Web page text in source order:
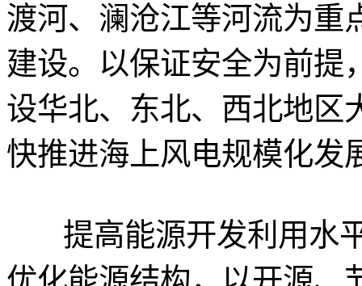
渡河、澜沧江等河流为重
建设。以保证安全为前提
设华北、东北、西北地区
快推进海上风电规模化发
提高能源开发利用水平